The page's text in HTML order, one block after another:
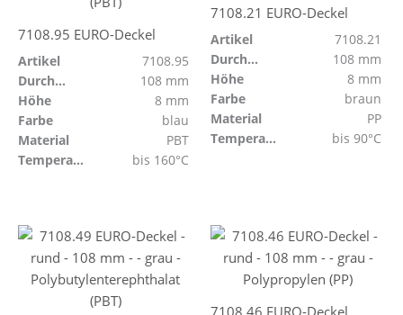
7108.95 EURO-Deckel
Artikel
7108.95
Durchmesser
108 mm
Höhe
8 mm
Farbe
blau
Material
PBT
Temperaturbeständig
bis 160°C
7108.21 EURO-Deckel
Artikel
7108.21
Durchmesser
108 mm
Höhe
8 mm
Farbe
braun
Material
PP
Temperaturbeständig
bis 90°C
7108.46 EURO-Deckel